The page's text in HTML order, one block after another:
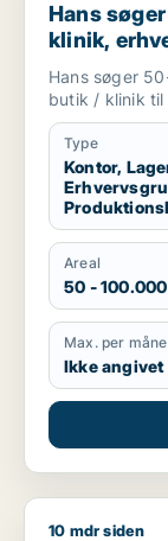
Hans
klinik,
Region
Hans søger
butik / klinik til
Type
Kontor,
Areal
50 -
Max. per
Ikke angivet
Heino søger
10 mdr siden